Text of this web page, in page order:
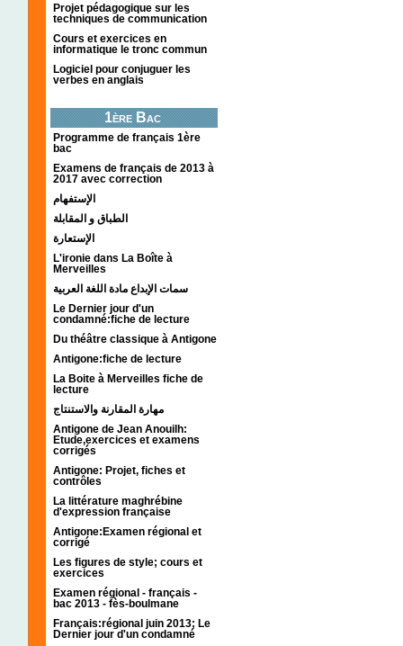
Projet pédagogique sur les
techniques de communication
Cours et exercices en
informatique le tronc commun
Logiciel pour conjuguer les
verbes en anglais
1ère Bac
Programme de français 1ère
bac
Examens de français de 2013 à
2017 avec correction
الإستفهام
الطباق و المقابلة
الإستعارة
L'ironie dans La Boîte à
Merveilles
سمات الإبداع مادة اللغة العربية
Le Dernier jour d'un
condamné:fiche de lecture
Du théâtre classique à Antigone
Antigone:fiche de lecture
La Boite à Merveilles fiche de
lecture
مهارة المقارنة والاستنتاج
Antigone de Jean Anouilh:
Etude,exercices et examens
corrigés
Antigone: Projet, fiches et
contrôles
La littérature maghrébine
d'expression française
Antigone:Examen régional et
corrigé
Les figures de style; cours et
exercices
Examen régional - français -
bac 2013 - fès-boulmane
Français:régional juin 2013; Le
Dernier jour d'un condamné